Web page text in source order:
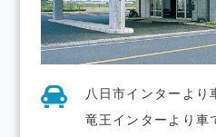
八日市インターより
竜王インターより車